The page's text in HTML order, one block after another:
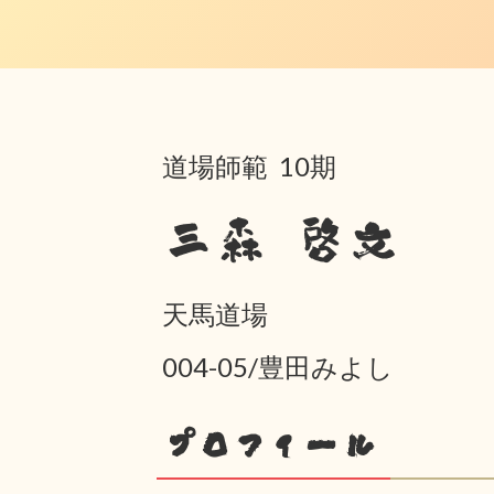
道場師範 10期
三森 啓文
天馬道場
004-05/豊田みよし
プロフィール